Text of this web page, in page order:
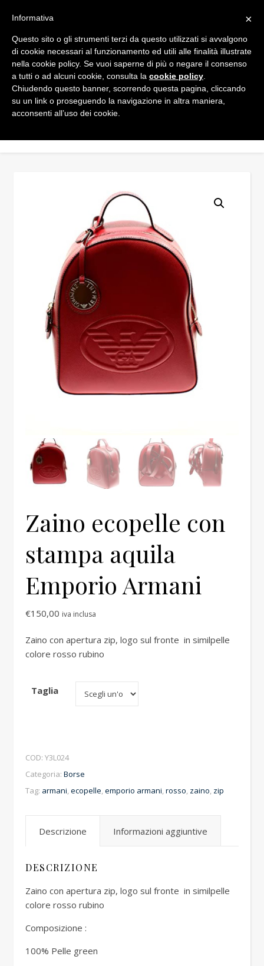
Zaino ecopelle con
stampa aquila
Emporio Armani
€150,00 iva inclusa
Zaino con apertura zip, logo sul fronte in similpelle
colore rosso rubino
Taglia
COD: Y3L024
Categoria: Borse
Tag: armani ecopelle emporio armani rosso zaino zip
Descrizione Informazioni aggiuntive
DESCRIZIONE
Zaino con apertura zip, logo sul fronte in similpelle
colore rosso rubino
Composizione :
100% Pelle green
×
Informativa
Questo sito o gli strumenti terzi da questo utilizzati si avvalgono
di cookie necessari al funzionamento ed utili alle finalità illustrate
nella cookie policy. Se vuoi saperne di più o negare il consenso
a tutti o ad alcuni cookie, consulta la cookie policy
Chiudendo questo banner, scorrendo questa pagina, cliccando
su un link o proseguendo la navigazione in altra maniera,
acconsenti all’uso dei cookie.